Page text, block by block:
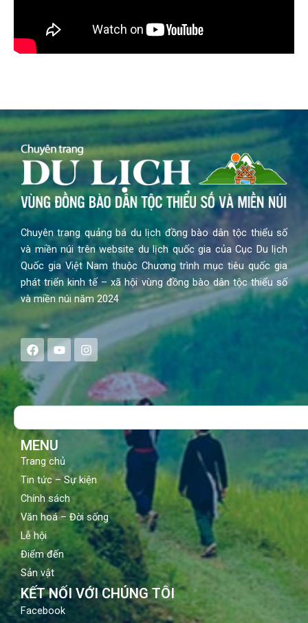
Chuyên trang quảng bá du lịch đồng bào dân tộc thiểu số
và miền núi trên website du lịch quốc gia của Cục Du lịch
Quốc gia Việt Nam thuộc Chương trình mục tiêu quốc gia
phát triển kinh tế – xã hội vùng đồng bào dân tộc thiểu số
và miền núi năm 2024
F
a
e
b
o
Y
o
t
u
b
I
n
s
a
g
Search
MENU
Trang chủ
Tin tức – Sự kiện
Chính sách
Văn hoá – Đời sống
Lễ hội
Điểm đến
Sản vật
KẾT NỐI VỚI CHÚNG TÔI
Facebook